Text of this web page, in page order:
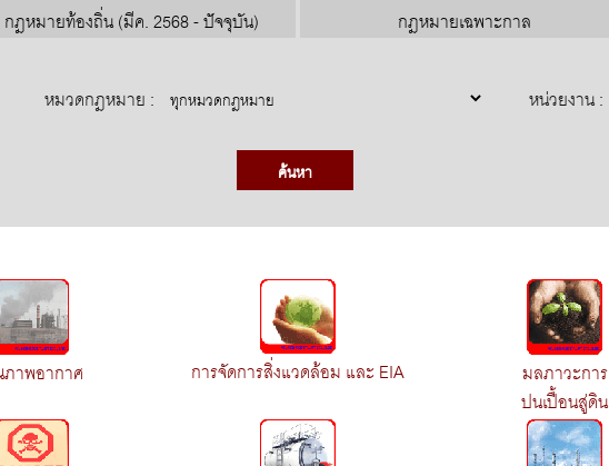
กฎหมายท้องถิ่น (มีค. 2568 - ปัจจุบัน) กฎหมายเฉพาะกาล
หมวดกฎหมาย : หน่วยงาน :
าพอากาศ การจัดการสิ่งแวดล้อม และ EIA
มลภาวะการ
ปนเปื้อนสู่ดิน